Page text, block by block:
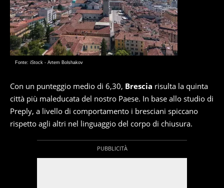
Fonte: iStock - Artem Bolshakov
Con un punteggio medio di 6,30, Brescia risulta la quinta
città più maleducata del nostro Paese. In base allo studio di
Preply, a livello di comportamento i bresciani spiccano
rispetto agli altri nel linguaggio del corpo di chiusura.